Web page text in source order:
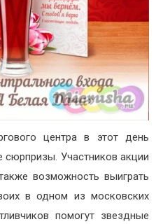
центра в этот день
сюрпризы. Участников акции
возможность выиграть
в одном из московских
помогут звездные